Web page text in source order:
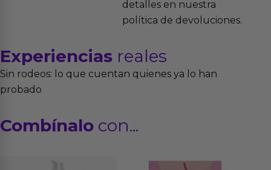
detalles en nuestra
política de devoluciones.
Experiencias reales
Sin rodeos: lo que cuentan quienes ya lo han
probado
Combínalo con...